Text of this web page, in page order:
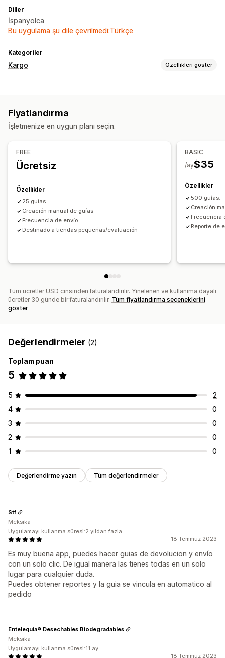
Diller
İspanyolca
Bu uygulama şu dile çevrilmedi:Türkçe
Kategoriler
Kargo Özellikleri göster
Kargoları yönetme
Fiyatlandırma
İşletmenize en uygun planı seçin.
FREE
Ücretsiz
Özellikler
25 guías.
Creación manual de guías
Frecuencia de envío
Destinado a tiendas pequeñas/evaluación
BASIC
$35
/ay
Özellikler
500 guías.
Creación
Frecuencia
Reporte de
Tüm ücretler USD cinsinden faturalandırılır. Yinelenen ve kullanıma dayalı
ücretler 30 günde bir faturalandırılır. Tüm fiyatlandırma seçeneklerini
göster
Değerlendirmeler (2)
Toplam puan
5
5
2
4
0
3
0
2
0
1
0
Değerlendirme yazın Tüm değerlendirmeler
18 Temmuz 2023
Es muy buena app, puedes hacer guias de devolucion y envío
con un solo clic. De igual manera las tienes todas en un solo
lugar para cualquier duda.
Puedes obtener reportes y la guia se vincula en automatico al
pedido
Stf
Meksika
Uygulamayı kullanma süresi:2 yıldan fazla
18 Temmuz 2023
Entelequia® Desechables Biodegradables
Meksika
Uygulamayı kullanma süresi:11 ay